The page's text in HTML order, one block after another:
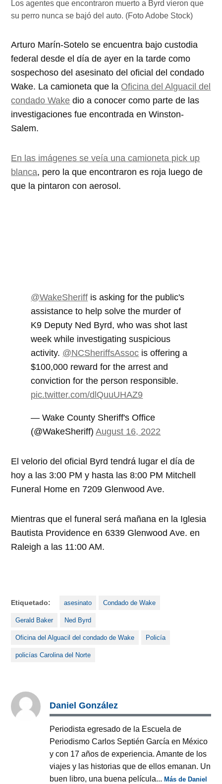
Los agentes que encontraron muerto a Byrd vieron que
su perro nunca se bajó del auto. (Foto Adobe Stock)
Arturo Marín-Sotelo se encuentra bajo custodia
federal desde el día de ayer en la tarde como
sospechoso del asesinato del oficial del condado
Wake. La camioneta que la Oficina del Alguacil del
condado Wake dio a conocer como parte de las
investigaciones fue encontrada en Winston-
Salem.
En las imágenes se veía una camioneta pick up
blanca, pero la que encontraron es roja luego de
que la pintaron con aerosol.
@WakeSheriff is asking for the public's
assistance to help solve the murder of
K9 Deputy Ned Byrd, who was shot last
week while investigating suspicious
activity. @NCSheriffsAssoc is offering a
$100,000 reward for the arrest and
conviction for the person responsible.
pic.twitter.com/dlQuuUHAZ9
— Wake County Sheriff's Office
(@WakeSheriff)August 16, 2022
El velorio del oficial Byrd tendrá lugar el día de
hoy a las 3:00 PM y hasta las 8:00 PM Mitchell
Funeral Home en 7209 Glenwood Ave.
Mientras que el funeral será mañana en la Iglesia
Bautista Providence en 6339 Glenwood Ave. en
Raleigh a las 11:00 AM.
Etiquetado: asesinato Condado de Wake
Gerald Baker Ned Byrd
Oficina del Alguacil del condado de Wake Policía
policías Carolina del Norte
Daniel González
Periodista egresado de la Escuela de
Periodismo Carlos Septién García en México
y con 17 años de experiencia. Amante de los
viajes y las historias que de ellos emanan. Un
buen libro, una buena película...Más de Daniel